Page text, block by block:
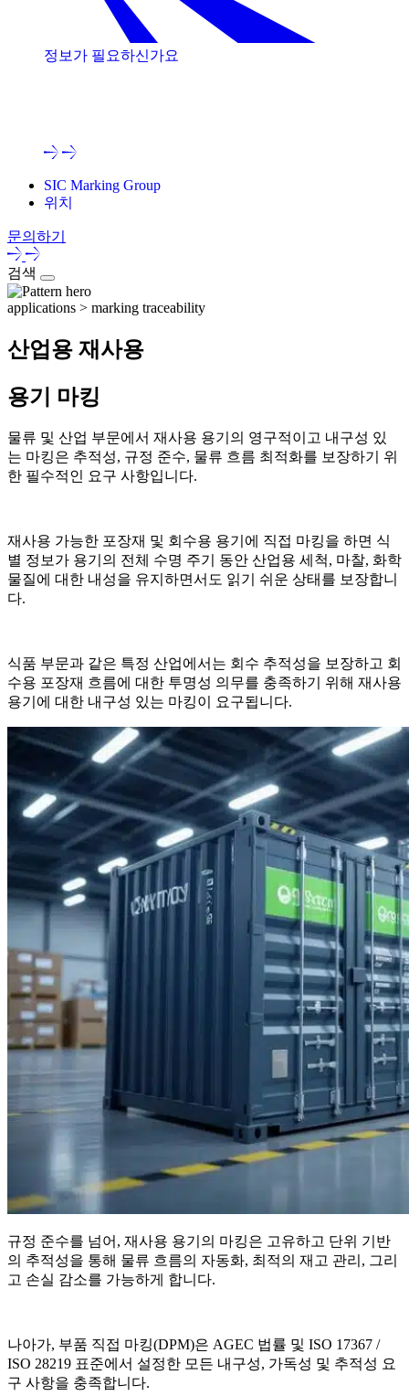
정보가 필요하신가요
SIC Marking Group
위치
문의하기
검색
applications > marking traceability
산업용 재사용
용기 마킹
물류 및 산업 부문에서 재사용 용기의 영구적이고 내구성 있
는 마킹은 추적성, 규정 준수, 물류 흐름 최적화를 보장하기 위
한 필수적인 요구 사항입니다.
재사용 가능한 포장재 및 회수용 용기에 직접 마킹을 하면 식
별 정보가 용기의 전체 수명 주기 동안 산업용 세척, 마찰, 화학
물질에 대한 내성을 유지하면서도 읽기 쉬운 상태를 보장합니
다.
식품 부문과 같은 특정 산업에서는 회수 추적성을 보장하고 회
수용 포장재 흐름에 대한 투명성 의무를 충족하기 위해 재사용
용기에 대한 내구성 있는 마킹이 요구됩니다.
규정 준수를 넘어, 재사용 용기의 마킹은 고유하고 단위 기반
의 추적성을 통해 물류 흐름의 자동화, 최적의 재고 관리, 그리
고 손실 감소를 가능하게 합니다.
나아가, 부품 직접 마킹(DPM)은 AGEC 법률 및 ISO 17367 /
ISO 28219 표준에서 설정한 모든 내구성, 가독성 및 추적성 요
구 사항을 충족합니다.